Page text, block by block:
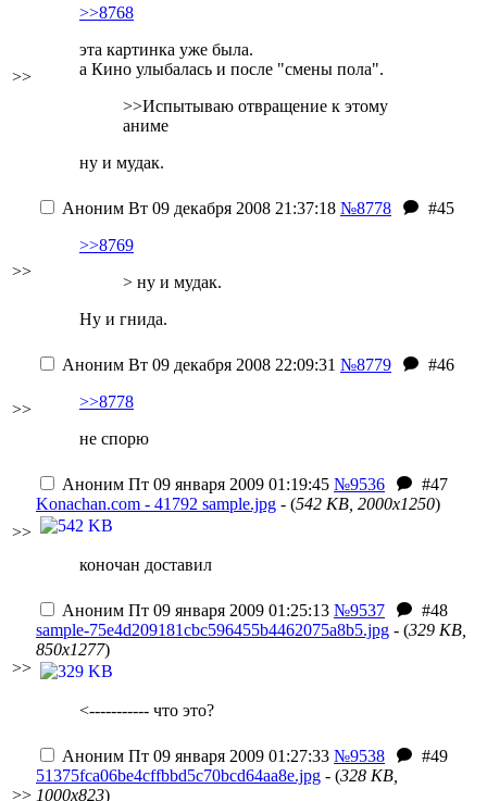
>>
>>8768
эта картинка уже была.
а Кино улыбалась и после "смены пола".
>>Испытываю отвращение к этому
аниме
ну и мудак.
>>
Аноним Вт 09 декабря 2008 21:37:18 №8778
#45
>>8769
> ну и мудак.
Ну и гнида.
>>
Аноним Вт 09 декабря 2008 22:09:31 №8779
#46
>>8778
не спорю
>>
Аноним Пт 09 января 2009 01:19:45 №9536
#47
Konachan.com - 41792 sample.jpg - (542 KB, 2000x1250)
коночан доставил
>>
Аноним Пт 09 января 2009 01:25:13 №9537
#48
sample-75e4d209181cbc596455b4462075a8b5.jpg - (329 KB,
850x1277)
<----------- что это?
>>
Аноним Пт 09 января 2009 01:27:33 №9538
#49
51375fca06be4cffbbd5c70bcd64aa8e.jpg - (328 KB,
1000x823)